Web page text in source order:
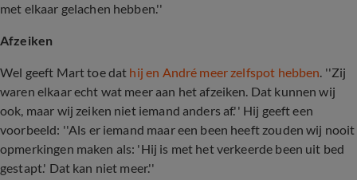
met elkaar gelachen hebben.''
Afzeiken
Wel geeft Mart toe dat hij en André meer zelfspot hebben. ''Zij
waren elkaar echt wat meer aan het afzeiken. Dat kunnen wij
ook, maar wij zeiken niet iemand anders af.'' Hij geeft een
voorbeeld: ''Als er iemand maar een been heeft zouden wij nooit
opmerkingen maken als: 'Hij is met het verkeerde been uit bed
gestapt.' Dat kan niet meer.''